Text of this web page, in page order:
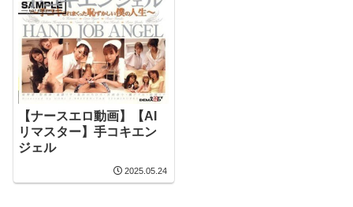
【ナースエロ動画】【AI
リマスター】手コキエン
ジェル
2025.05.24